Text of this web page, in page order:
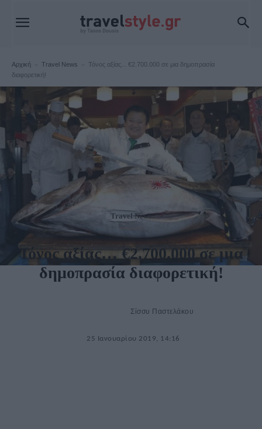
Αρχική Travel News
Τόνος αξίας... €2.700.000 σε μια δημοπρασία
διαφορετική!
Travel News
Τόνος αξίας… €2.700.000 σε μια
δημοπρασία διαφορετική!
Σίσσυ Παστελάκου
25 Ιανουαρίου 2019, 14:16